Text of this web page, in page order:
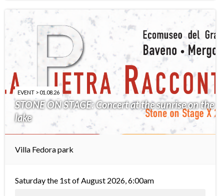
EVENT > 01.08.26
STONE ON STAGE: Concert at the sunrise on the
lake
Villa Fedora park
Saturday the 1st of August 2026, 6:00am